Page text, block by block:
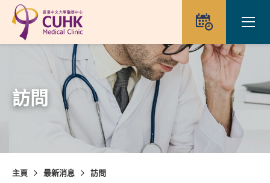
Skip to main content
預約
訪問
主頁 最新消息 訪問